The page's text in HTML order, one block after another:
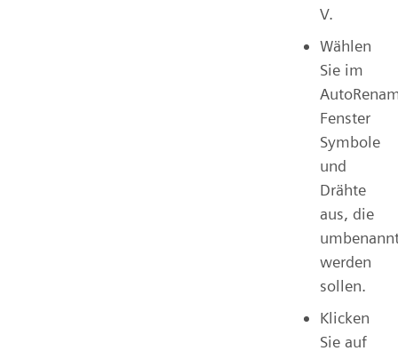
V.
Wählen
Sie im
Fenster
Symbole
und
Drähte
aus, die
werden
sollen.
Klicken
Sie auf